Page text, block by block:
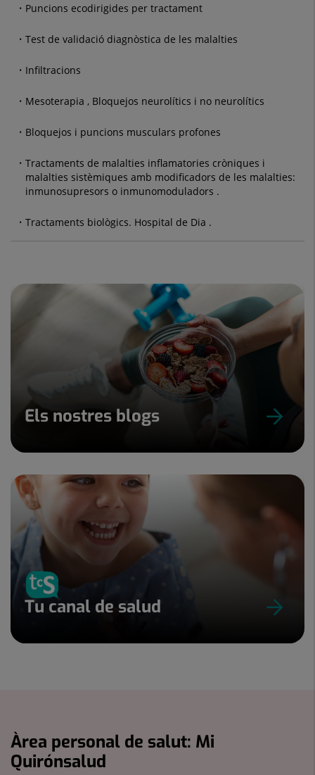
Puncions ecodirigides per tractament
Test de validació diagnòstica de les malalties
Infiltracions
Mesoterapia , Bloquejos neurolítics i no neurolítics
Bloquejos i puncions musculars profones
Tractaments de malalties inflamatories cròniques i
malalties sistèmiques amb modificadors de les malalties:
inmunosupresors o inmunomoduladors .
Tractaments biològics. Hospital de Dia .
Els nostres blogs
Tu canal de salud
Àrea personal de salut: Mi
Quirónsalud